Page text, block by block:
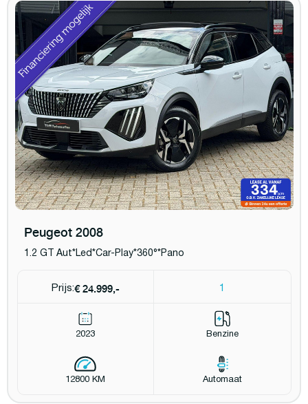
Peugeot 2008
1.2 GT Aut*Led*Car-Play*360°*Pano
Prijs:€ 24.999,- 1
2023 Benzine
12800 KM Automaat